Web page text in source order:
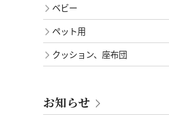
ベビー
ペット用
クッション、座布団
お知らせ